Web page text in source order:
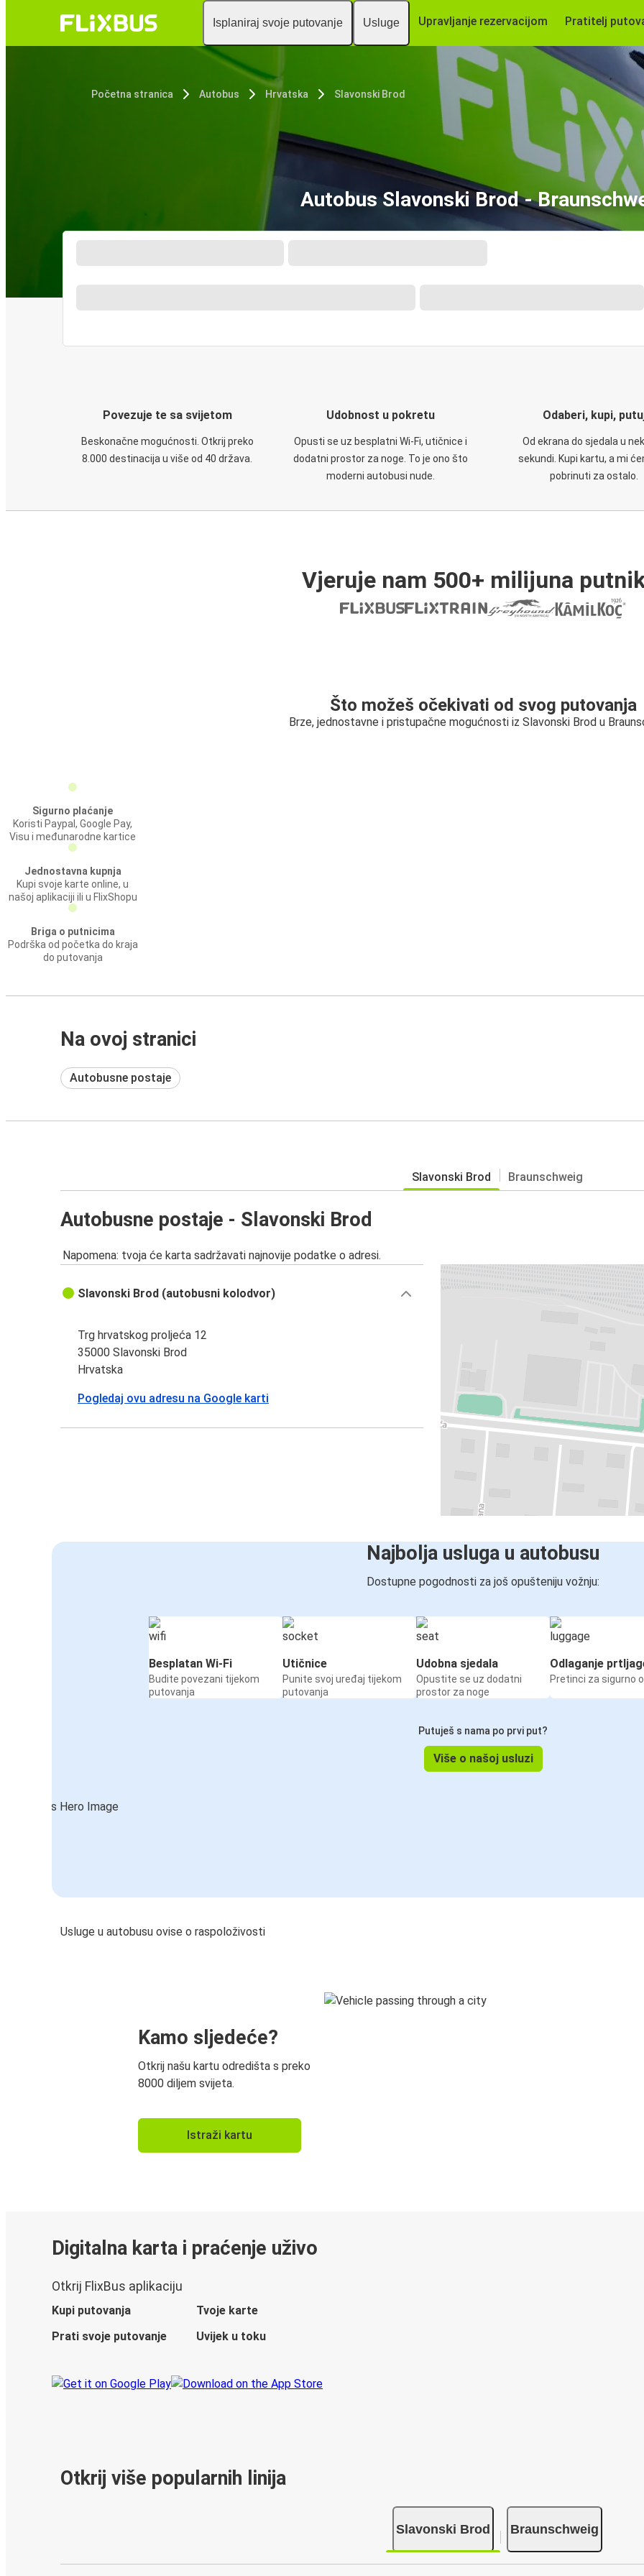
Isplaniraj svoje putovanje Usluge Upravljanje rezervacijom Pratitelj
Početna stranica Autobus Hrvatska Slavonski Brod
Autobus Slavonski Brod -
Povezuje te sa svijetom
Beskonačne mogućnosti. Otkrij preko
8.000 destinacija u više od 40 država.
Udobnost u pokretu
Opusti se uz besplatni Wi-Fi, utičnice i
dodatni prostor za noge. To je ono što
moderni autobusi nude.
Odaberi, kupi,
Od ekrana do sjedala u
sekundi. Kupi kartu, a mi
pobrinuti za ostalo.
Vjeruje nam 500+ milijuna
Što možeš očekivati od svog putovanja
Brze, jednostavne i pristupačne mogućnosti iz Slavonski Brod u
Sigurno plaćanje
Koristi Paypal, Google Pay,
Visu i međunarodne kartice
Jednostavna kupnja
Kupi svoje karte online, u
našoj aplikaciji ili u FlixShopu
Briga o putnicima
Podrška od početka do kraja
do putovanja
Na ovoj stranici
Autobusne postaje
Slavonski Brod Braunschweig
Autobusne postaje - Slavonski Brod
Napomena: tvoja će karta sadržavati najnovije podatke o adresi.
Slavonski Brod (autobusni kolodvor)
Trg hrvatskog proljeća 12
35000 Slavonski Brod
Hrvatska
Pogledaj ovu adresu na Google karti
Najbolja usluga u autobusu
Dostupne pogodnosti za još opušteniju vožnju:
Besplatan Wi-Fi
Budite povezani tijekom
putovanja
Utičnice
Punite svoj uređaj tijekom
putovanja
Udobna sjedala
Opustite se uz dodatni
prostor za noge
Odlaganje
Pretinci za sigurno
Putuješ s nama po prvi put?
Više o našoj usluzi
Usluge u autobusu ovise o raspoloživosti
Kamo sljedeće?
Otkrij našu kartu odredišta s preko
8000 diljem svijeta.
Istraži kartu
Digitalna karta i praćenje uživo
Otkrij FlixBus aplikaciju
Kupi putovanja
Tvoje karte
Prati svoje putovanje
Uvijek u toku
Otkrij više popularnih linija
Slavonski Brod Braunschweig